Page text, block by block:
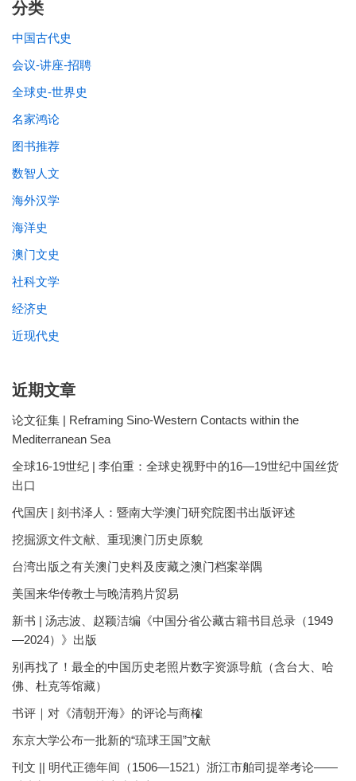
分类
中国古代史
会议-讲座-招聘
全球史-世界史
名家鸿论
图书推荐
数智人文
海外汉学
海洋史
澳门文史
社科文学
经济史
近现代史
近期文章
论文征集 | Reframing Sino-Western Contacts within the
Mediterranean Sea
全球16-19世纪 | 李伯重：全球史视野中的16—19世纪中国丝货
出口
代国庆 | 刻书泽人：暨南大学澳门研究院图书出版评述
挖掘源文件文献、重现澳门历史原貌
台湾出版之有关澳门史料及庋藏之澳门档案举隅
美国来华传教士与晚清鸦片贸易
新书 | 汤志波、赵颖洁编《中国分省公藏古籍书目总录（1949
—2024）》出版
别再找了！最全的中国历史老照片数字资源导航（含台大、哈
佛、杜克等馆藏）
书评｜对《清朝开海》的评论与商榷
东京大学公布一批新的“琉球王国”文献
刊文 || 明代正德年间（1506—1521）浙江市舶司提举考论——